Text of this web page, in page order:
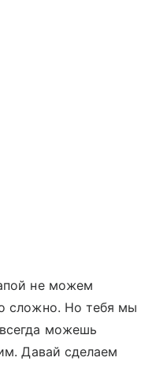
не можем
сложно. Но тебя мы
можешь
Давай сделаем